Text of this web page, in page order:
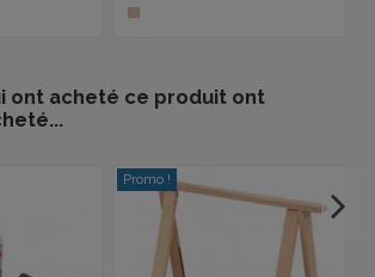
ont acheté ce produit ont
Promo !